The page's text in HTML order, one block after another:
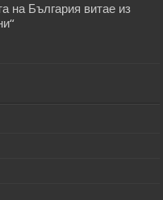
на България витае из